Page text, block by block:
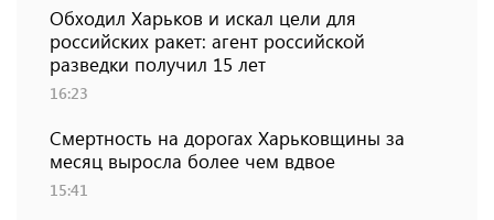
Обходил Харьков и искал цели для
российских ракет: агент российской
разведки получил 15 лет
16:23
Смертность на дорогах Харьковщины за
месяц выросла более чем вдвое
15:41